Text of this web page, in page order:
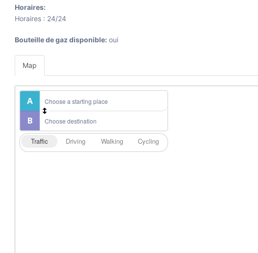
Horaires:
Horaires : 24/24
Bouteille de gaz disponible: oui
Map
Traffic Driving Walking Cycling